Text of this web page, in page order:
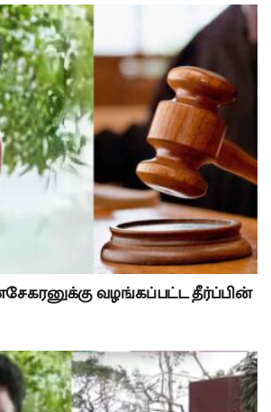
வழங்கப்பட்ட தீர்ப்பின்